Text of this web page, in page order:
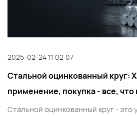
2025-02-24 11:02:07
Стальной оцинкованный круг:
применение, покупка - все, что
Стальной оцинкованный круг - это